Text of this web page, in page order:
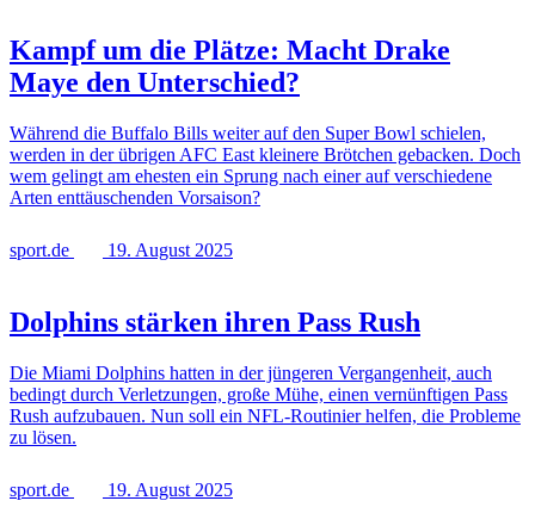
Kampf um die Plätze: Macht Drake
Maye den Unterschied?
Während die Buffalo Bills weiter auf den Super Bowl schielen,
werden in der übrigen AFC East kleinere Brötchen gebacken. Doch
wem gelingt am ehesten ein Sprung nach einer auf verschiedene
Arten enttäuschenden Vorsaison?
sport.de 19. August 2025
Dolphins stärken ihren Pass Rush
Die Miami Dolphins hatten in der jüngeren Vergangenheit, auch
bedingt durch Verletzungen, große Mühe, einen vernünftigen Pass
Rush aufzubauen. Nun soll ein NFL-Routinier helfen, die Probleme
zu lösen.
sport.de 19. August 2025